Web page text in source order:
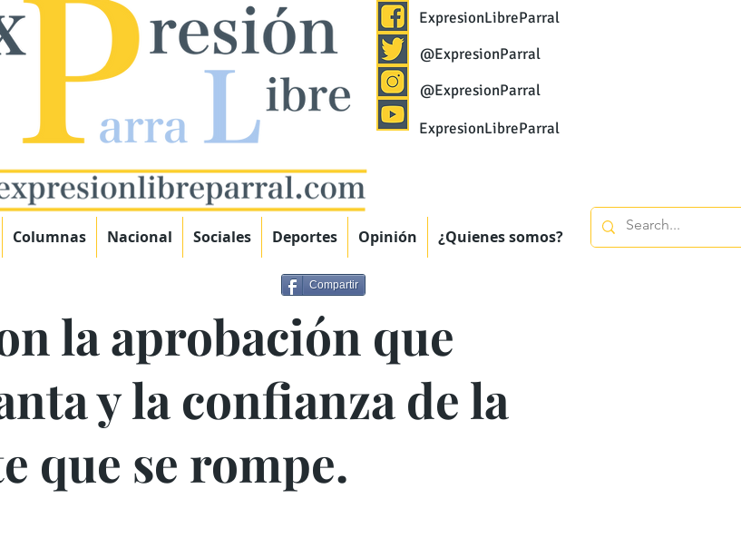
ExpresionLibreParral
@ExpresionParral
@ExpresionParral
ExpresionLibreParral
Columnas Nacional Sociales Deportes Opinión ¿Quienes somos?
Compartir
la aprobación que
y la confianza de la
que se rompe.